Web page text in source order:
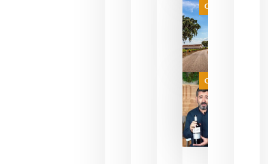
Categoría
Categoría